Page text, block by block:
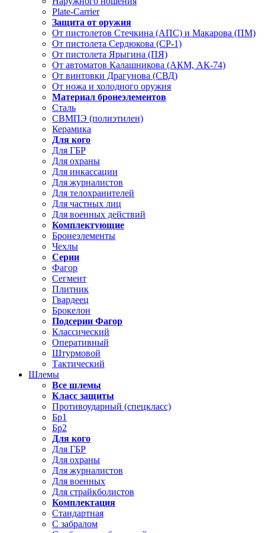
Plate-Carrier
Защита от оружия
От пистолетов Стечкина (АПС) и Макарова (ПМ)
От пистолета Сердюкова (СР-1)
От пистолета Ярыгина (ПЯ)
От автоматов Калашникова (АКМ, АК-74)
От винтовки Драгунова (СВД)
От ножа и холодного оружия
Материал бронеэлементов
Сталь
СВМПЭ (полиэтилен)
Керамика
Для кого
Для ГБР
Для охраны
Для инкассации
Для журналистов
Для телохранителей
Для частных лиц
Для военных действий
Комплектующие
Бронеэлементы
Чехлы
Серии
Фагор
Сегмент
Плитник
Гвардеец
Брокелон
Подсерии Фагор
Классический
Оперативный
Штурмовой
Тактический
Шлемы
Все шлемы
Класс защиты
Противоударный (спецкласс)
Бр1
Бр2
Для кого
Для ГБР
Для охраны
Для журналистов
Для военных
Для страйкболистов
Комплектация
Стандартная
С забралом